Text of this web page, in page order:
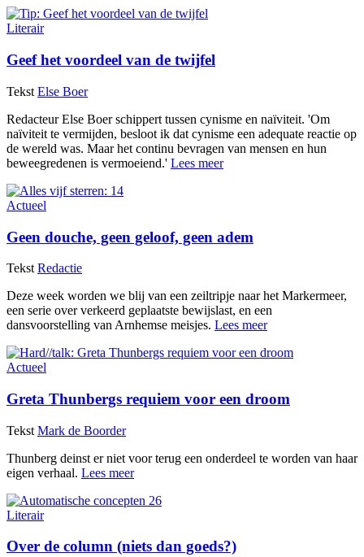
Literair
Geef het voordeel van de twijfel
Tekst Else Boer
Redacteur Else Boer schippert tussen cynisme en naïviteit. 'Om
naïviteit te vermijden, besloot ik dat cynisme een adequate reactie op
de wereld was. Maar het continu bevragen van mensen en hun
beweegredenen is vermoeiend.' Lees meer
Actueel
Geen douche, geen geloof, geen adem
Tekst Redactie
Deze week worden we blij van een zeiltripje naar het Markermeer,
een serie over verkeerd geplaatste bewijslast, en een
dansvoorstelling van Arnhemse meisjes. Lees meer
Actueel
Greta Thunbergs requiem voor een droom
Tekst Mark de Boorder
Thunberg deinst er niet voor terug een onderdeel te worden van haar
eigen verhaal. Lees meer
Literair
Over de column (niets dan goeds?)